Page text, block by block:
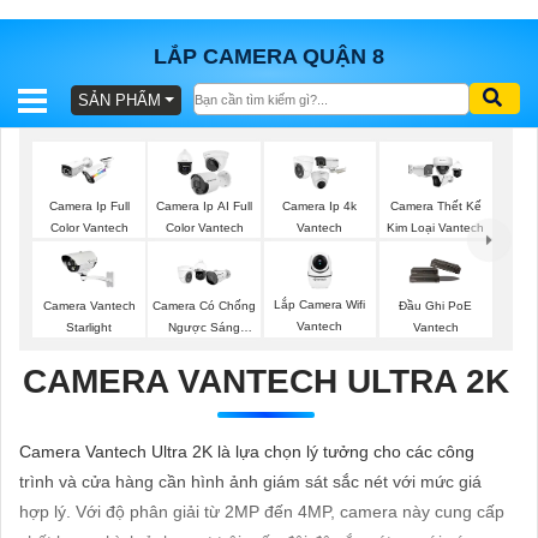
LẮP CAMERA QUẬN 8
BÁO
TRỌN
GÓI
SẢN
TƯ
VẤN
LẮP
SẢN PHẨM
Camera Ip Full
Color Vantech
Camera Ip AI Full
Color Vantech
Camera Ip 4k
Vantech
Camera Thết Kế
Kim Loại Vantech
Camera Vantech
Starlight
Camera Có Chống
Ngược Sáng
Lắp Camera Wifi
Vantech
Đầu Ghi PoE
Vantech
CAMERA VANTECH ULTRA 2K
Camera Vantech Ultra 2K là lựa chọn lý tưởng cho các công
trình và cửa hàng cần hình ảnh giám sát sắc nét với mức giá
hợp lý. Với độ phân giải từ 2MP đến 4MP, camera này cung cấp